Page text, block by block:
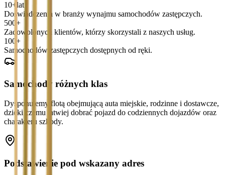
10+ lat
Doświadczenia w branży wynajmu samochodów zastępczych.
500+
Zadowolonych klientów, którzy skorzystali z naszych usług.
100+
Samochodów zastępczych dostępnych od ręki.
Samochody różnych klas
Dysponujemy flotą obejmującą auta miejskie, rodzinne i dostawcze,
dzięki czemu łatwiej dobrać pojazd do codziennych dojazdów oraz
charakteru szkody.
Podstawienie pod wskazany adres